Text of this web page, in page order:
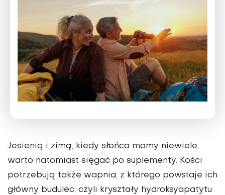
Jesienią i zimą, kiedy słońca mamy niewiele,
warto natomiast sięgać po suplementy. Kości
potrzebują także wapnia, z którego powstaje ich
główny budulec, czyli kryształy hydroksyapatytu